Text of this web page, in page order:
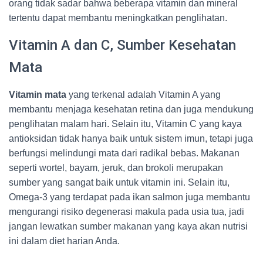
orang tidak sadar bahwa beberapa vitamin dan mineral
tertentu dapat membantu meningkatkan penglihatan.
Vitamin A dan C, Sumber Kesehatan
Mata
Vitamin mata yang terkenal adalah Vitamin A yang
membantu menjaga kesehatan retina dan juga mendukung
penglihatan malam hari. Selain itu, Vitamin C yang kaya
antioksidan tidak hanya baik untuk sistem imun, tetapi juga
berfungsi melindungi mata dari radikal bebas. Makanan
seperti wortel, bayam, jeruk, dan brokoli merupakan
sumber yang sangat baik untuk vitamin ini. Selain itu,
Omega-3 yang terdapat pada ikan salmon juga membantu
mengurangi risiko degenerasi makula pada usia tua, jadi
jangan lewatkan sumber makanan yang kaya akan nutrisi
ini dalam diet harian Anda.